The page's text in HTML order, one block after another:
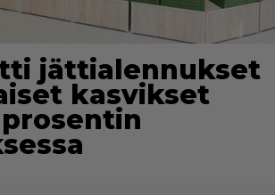
jättialennukset
kasvikset